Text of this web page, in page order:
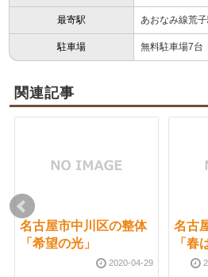
最寄駅 あおなみ線荒
駐車場 無料駐車場7台
関連記事
名古屋市中川区の整体
「希望の光」
2020-04-29
名古
「春